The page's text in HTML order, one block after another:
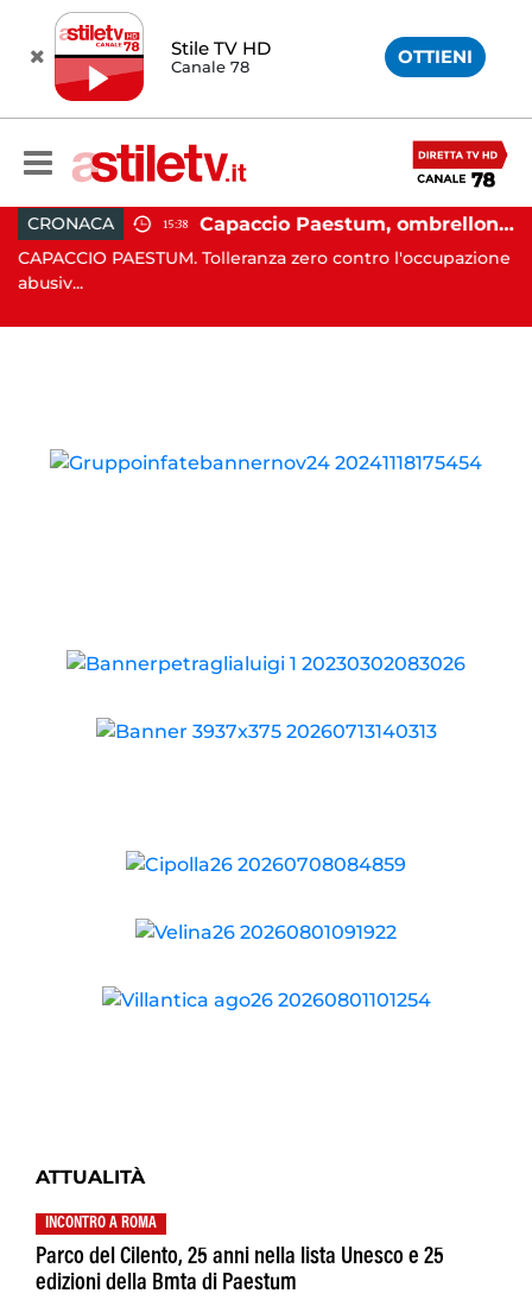
Stile TV HD
Canale 78 OTTIENI
CRONACA 15:38 Capaccio Paestum, ombrellone selvaggio: blitz della Municipale, sgomberate tutte le spiagge libere
CAPACCIO PAESTUM. Tolleranza zero contro l'occupazione
abusiv...
ATTUALITÀ
INCONTRO A ROMA
Parco del Cilento, 25 anni nella lista Unesco e 25
edizioni della Bmta di Paestum